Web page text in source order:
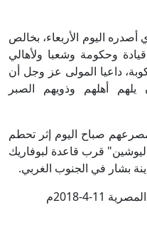
اليوم الأربعاء، بخالص
وحكومة وشعبا ولأهالي
داعيا المولى عز وجل أن
أهلهم وذويهم الصبر
من 200 شخصا مصرعهم صباح اليوم إثر تحطم
قرب قاعدة لبوفاريك
بشار في الجنوب الغربي.
11-4-2018م